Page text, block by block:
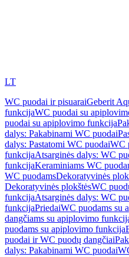
LT
WC puodai ir pisuaraiGeberit
funkcijaWC puodai su
puodai su apiplovimo funkcija
dalys: Pakabinami WC puodai
dalys: Pastatomi WC puodaiWC
funkcijaAtsarginės dalys: WC
funkcijaKeraminiams WC
WC puodamsDekoratyvinės
Dekoratyvinės plokštėsWC
funkcijaAtsarginės dalys: WC
funkcijaPriedaiWC puodams su
dangčiams su apiplovimo
puodams su apiplovimo funkcija
puodai ir WC puodų dangčiai
dalys: Pakabinami WC puodai